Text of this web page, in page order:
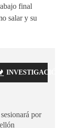
final
salar y su
INVESTIGACIÓN
por